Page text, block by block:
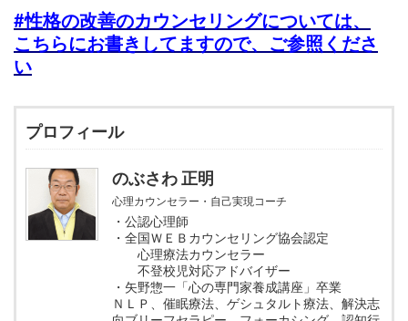
#性格の改善のカウンセリングについては、
こちらにお書きしてますので、ご参照くださ
い
プロフィール
のぶさわ 正明
心理カウンセラー・自己実現コーチ
・公認心理師
・全国ＷＥＢカウンセリング協会認定
心理療法カウンセラー
不登校児対応アドバイザー
・矢野惣一「心の専門家養成講座」卒業
ＮＬＰ、催眠療法、ゲシュタルト療法、解決志